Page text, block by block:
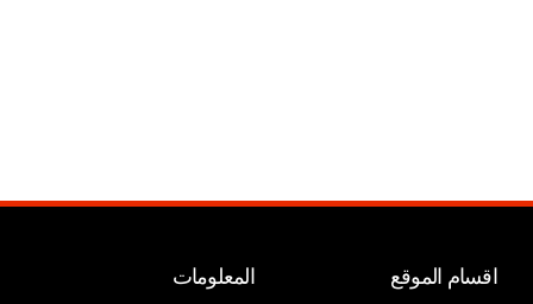
اقسام الموقع المعلومات